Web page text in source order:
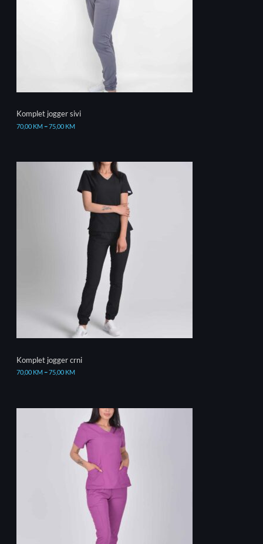
Komplet jogger sivi
70,00 KM–75,00 KM
Komplet jogger crni
70,00 KM–75,00 KM